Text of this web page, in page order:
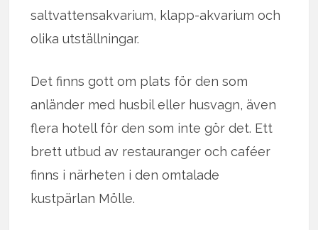
saltvattensakvarium, klapp-akvarium och
olika utställningar.
Det finns gott om plats för den som
anländer med husbil eller husvagn, även
flera hotell för den som inte gör det. Ett
brett utbud av restauranger och caféer
finns i närheten i den omtalade
kustpärlan Mölle.